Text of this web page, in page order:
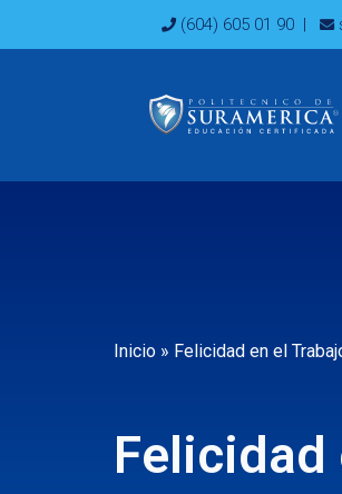
(604) 605 01 90 |
Inicio » Felicidad en el
Felicidad